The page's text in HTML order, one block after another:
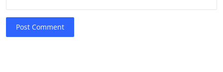
Post Comment